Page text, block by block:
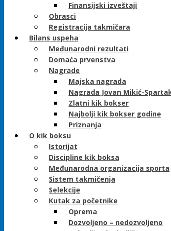
Finansijski izveštaji
Obrasci
Registracija takmičara
Bilans uspeha
Međunarodni rezultati
Domaća prvenstva
Nagrade
Majska nagrada
Nagrada Jovan Mikić-
Zlatni kik bokser
Najbolji kik bokser godine
Priznanja
O kik boksu
Istorijat
Discipline kik boksa
Međunarodna organizacija sporta
Sistem takmičenja
Selekcije
Kutak za početnike
Oprema
Dozvoljeno – nedozvoljeno